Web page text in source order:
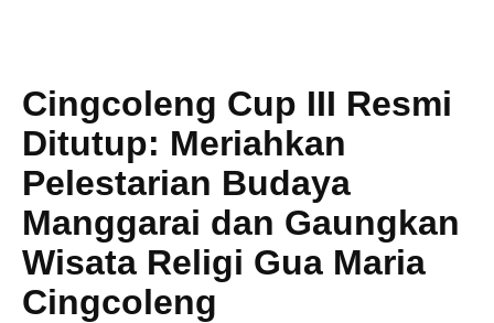
Cingcoleng Cup III Resmi
Ditutup: Meriahkan
Pelestarian Budaya
Manggarai dan Gaungkan
Wisata Religi Gua Maria
Cingcoleng